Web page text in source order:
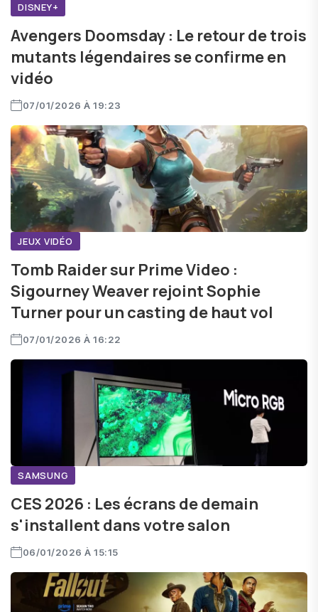
DISNEY+
Avengers Doomsday : Le retour de trois
mutants légendaires se confirme en
vidéo
07/01/2026 À 19:23
JEUX VIDÉO
Tomb Raider sur Prime Video :
Sigourney Weaver rejoint Sophie
Turner pour un casting de haut vol
07/01/2026 À 16:22
SAMSUNG
CES 2026 : Les écrans de demain
s'installent dans votre salon
06/01/2026 À 15:15